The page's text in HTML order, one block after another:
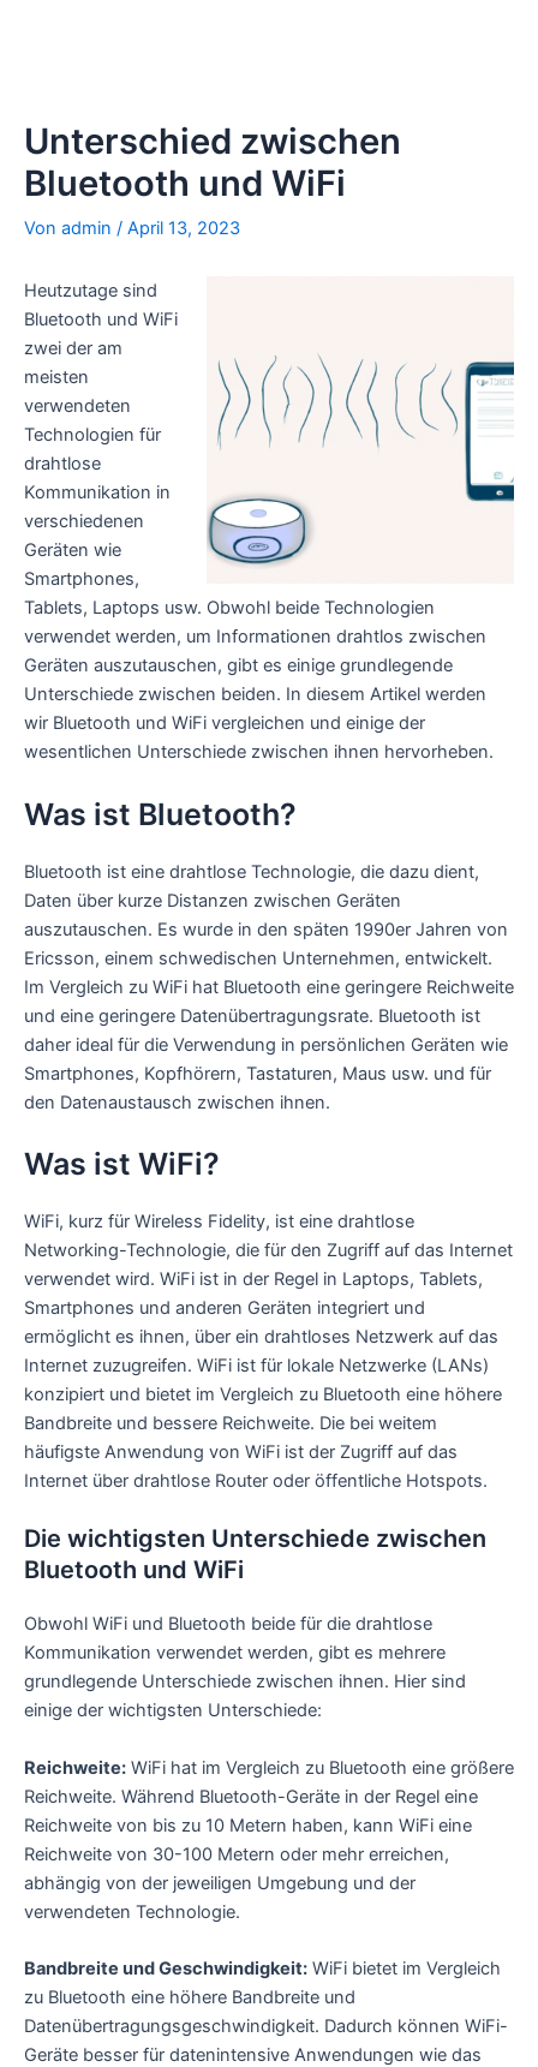
Unterschied zwischen
Bluetooth und WiFi
Von admin / April 13, 2023
Heutzutage sind
Bluetooth und WiFi
zwei der am
meisten
verwendeten
Technologien für
drahtlose
Kommunikation in
verschiedenen
Geräten wie
Smartphones,
Tablets, Laptops usw. Obwohl beide Technologien
verwendet werden, um Informationen drahtlos zwischen
Geräten auszutauschen, gibt es einige grundlegende
Unterschiede zwischen beiden. In diesem Artikel werden
wir Bluetooth und WiFi vergleichen und einige der
wesentlichen Unterschiede zwischen ihnen hervorheben.
Was ist Bluetooth?
Bluetooth ist eine drahtlose Technologie, die dazu dient,
Daten über kurze Distanzen zwischen Geräten
auszutauschen. Es wurde in den späten 1990er Jahren von
Ericsson, einem schwedischen Unternehmen, entwickelt.
Im Vergleich zu WiFi hat Bluetooth eine geringere Reichweite
und eine geringere Datenübertragungsrate. Bluetooth ist
daher ideal für die Verwendung in persönlichen Geräten wie
Smartphones, Kopfhörern, Tastaturen, Maus usw. und für
den Datenaustausch zwischen ihnen.
Was ist WiFi?
WiFi, kurz für Wireless Fidelity, ist eine drahtlose
Networking-Technologie, die für den Zugriff auf das Internet
verwendet wird. WiFi ist in der Regel in Laptops, Tablets,
Smartphones und anderen Geräten integriert und
ermöglicht es ihnen, über ein drahtloses Netzwerk auf das
Internet zuzugreifen. WiFi ist für lokale Netzwerke (LANs)
konzipiert und bietet im Vergleich zu Bluetooth eine höhere
Bandbreite und bessere Reichweite. Die bei weitem
häufigste Anwendung von WiFi ist der Zugriff auf das
Internet über drahtlose Router oder öffentliche Hotspots.
Die wichtigsten Unterschiede zwischen
Bluetooth und WiFi
Obwohl WiFi und Bluetooth beide für die drahtlose
Kommunikation verwendet werden, gibt es mehrere
grundlegende Unterschiede zwischen ihnen. Hier sind
einige der wichtigsten Unterschiede:
Reichweite: WiFi hat im Vergleich zu Bluetooth eine größere
Reichweite. Während Bluetooth-Geräte in der Regel eine
Reichweite von bis zu 10 Metern haben, kann WiFi eine
Reichweite von 30-100 Metern oder mehr erreichen,
abhängig von der jeweiligen Umgebung und der
verwendeten Technologie.
Bandbreite und Geschwindigkeit: WiFi bietet im Vergleich
zu Bluetooth eine höhere Bandbreite und
Datenübertragungsgeschwindigkeit. Dadurch können WiFi-
Geräte besser für datenintensive Anwendungen wie das